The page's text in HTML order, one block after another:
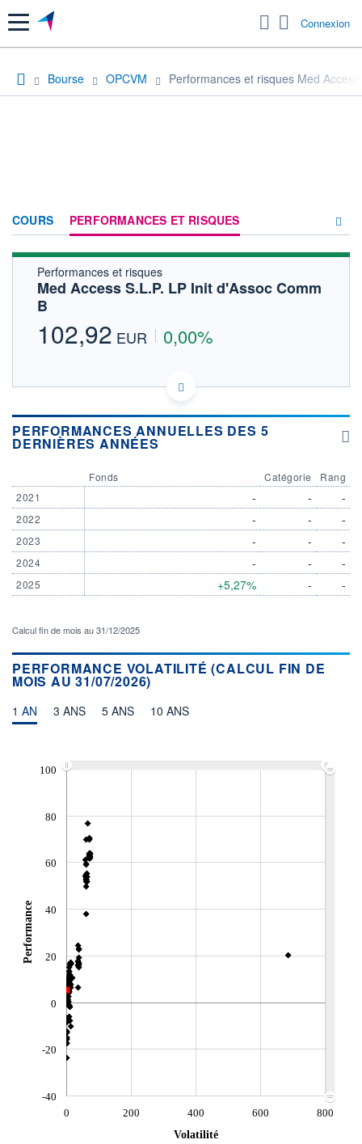
Menu Connexion
Bourse OPCVM Performances et risques Med
COURS PERFORMANCES ET RISQUES
FORUM
Performances et risques
Med Access S.L.P. LP Init d'Assoc Comm
B
102,92 EUR 0,00%
FR001400K4L0 - ArchiMed
100
110
CATÉGORIE MORNINGSTAR
Autres
ÉLIGIBILITÉ
PEA PEA-PME BOURSOVIE LUX
BOURSOVIE
CTO BUSINESS
NOTATION MORNINGSTAR ⁽¹⁾
RISQUE DU FONDS (SRI)
+ PORTEFEUILLE + LISTE
PERFORMANCES ANNUELLES DES 5
DERNIÈRES ANNÉES
2021
2022
2023
2024
2025
Fonds
-
-
-
-
+5,27%
Catégorie
-
-
-
-
-
Rang
-
-
-
-
-
Calcul fin de mois au 31/12/2025
PERFORMANCE VOLATILITÉ (CALCUL FIN DE
MOIS AU 31/07/2026)
1 AN 3 ANS 5 ANS 10 ANS
-40
-20
0
20
40
60
80
100
Performance
0 200 400 600
800
Volatilité